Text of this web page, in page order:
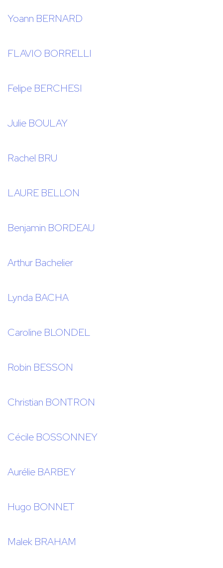
Yoann BERNARD
FLAVIO BORRELLI
Felipe BERCHESI
Julie BOULAY
Rachel BRU
LAURE BELLON
Benjamin BORDEAU
Arthur Bachelier
Lynda BACHA
Caroline BLONDEL
Robin BESSON
Christian BONTRON
Cécile BOSSONNEY
Aurélie BARBEY
Hugo BONNET
Malek BRAHAM